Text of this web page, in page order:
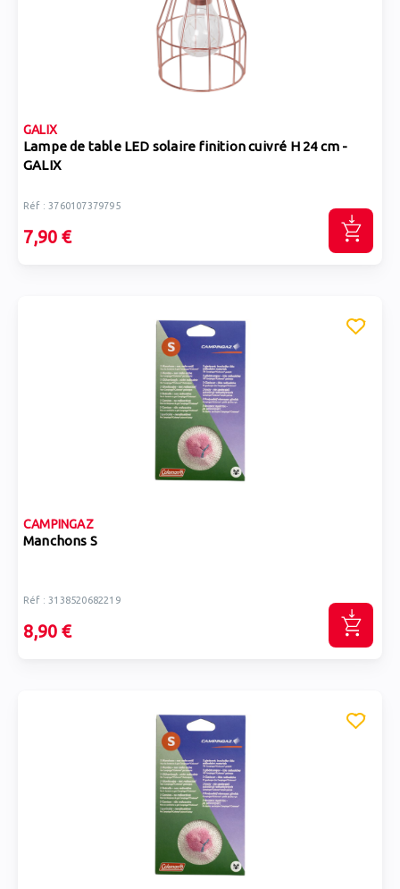
GALIX
Lampe de table LED solaire finition cuivré H 24 cm -
GALIX
Réf : 3760107379795
7,90 €
CAMPINGAZ
Manchons S
Réf : 3138520682219
8,90 €